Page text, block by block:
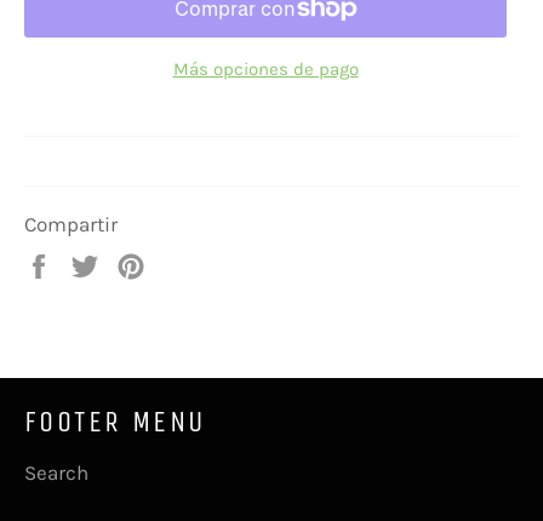
Más opciones de pago
Compartir
Compartir
Tuitear
FOOTER MENU
Search